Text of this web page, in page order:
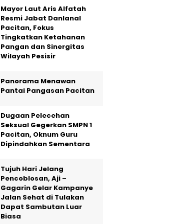
Mayor Laut Aris Alfatah
Resmi Jabat Danlanal
Pacitan, Fokus
Tingkatkan Ketahanan
Pangan dan Sinergitas
Wilayah Pesisir
Panorama Menawan
Pantai Pangasan Pacitan
Dugaan Pelecehan
Seksual Gegerkan SMPN 1
Pacitan, Oknum Guru
Dipindahkan Sementara
Tujuh Hari Jelang
Pencoblosan, Aji –
Gagarin Gelar Kampanye
Jalan Sehat di Tulakan
Dapat Sambutan Luar
Biasa